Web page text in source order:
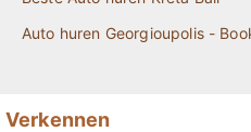
Auto huren Georgioupolis -
Verkennen